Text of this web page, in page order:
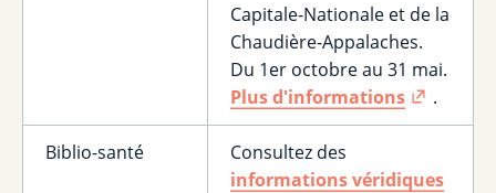
Capitale-Nationale et de la
Chaudière-Appalaches.
Du 1er octobre au 31 mai.
Plus d'informations
.
Biblio-santé
Consultez des
informations véridiques